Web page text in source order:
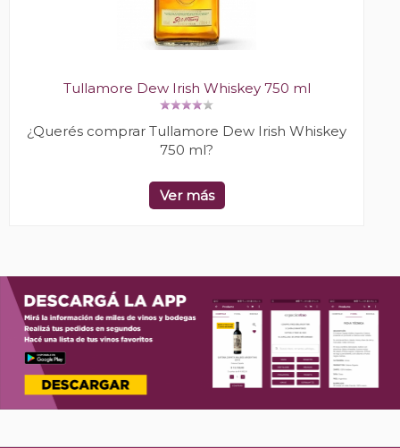
Tullamore Dew Irish Whiskey 750 ml
¿Querés comprar Tullamore Dew Irish Whiskey
750 ml?
Ver más